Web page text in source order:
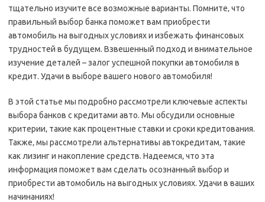
тщательно изучите все возможные варианты. Помните‚ что
правильный выбор банка поможет вам приобрести
автомобиль на выгодных условиях и избежать финансовых
трудностей в будущем. Взвешенный подход и внимательное
изучение деталей – залог успешной покупки автомобиля в
кредит. Удачи в выборе вашего нового автомобиля!
В этой статье мы подробно рассмотрели ключевые аспекты
выбора банков с кредитами авто. Мы обсудили основные
критерии‚ такие как процентные ставки и сроки кредитования.
Также‚ мы рассмотрели альтернативы автокредитам‚ такие
как лизинг и накопление средств. Надеемся‚ что эта
информация поможет вам сделать осознанный выбор и
приобрести автомобиль на выгодных условиях. Удачи в ваших
начинаниях!